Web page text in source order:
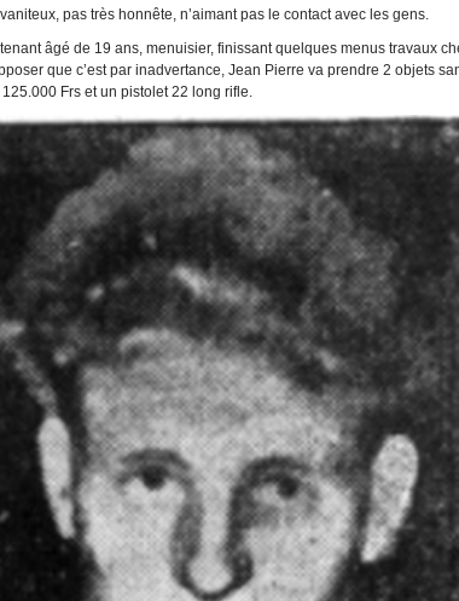
pas très honnête, n’aimant pas le contact avec les gens.
âgé de 19 ans, menuisier, finissant quelques menus travaux
que c’est par inadvertance, Jean Pierre va prendre 2 objets
Frs et un pistolet 22 long rifle.